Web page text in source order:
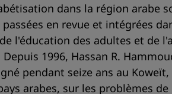
dans la région arabe
en revue et intégrées
l'éducation des adultes et de
1996, Hassan R.
pendant seize ans au
arabes, sur les problèmes